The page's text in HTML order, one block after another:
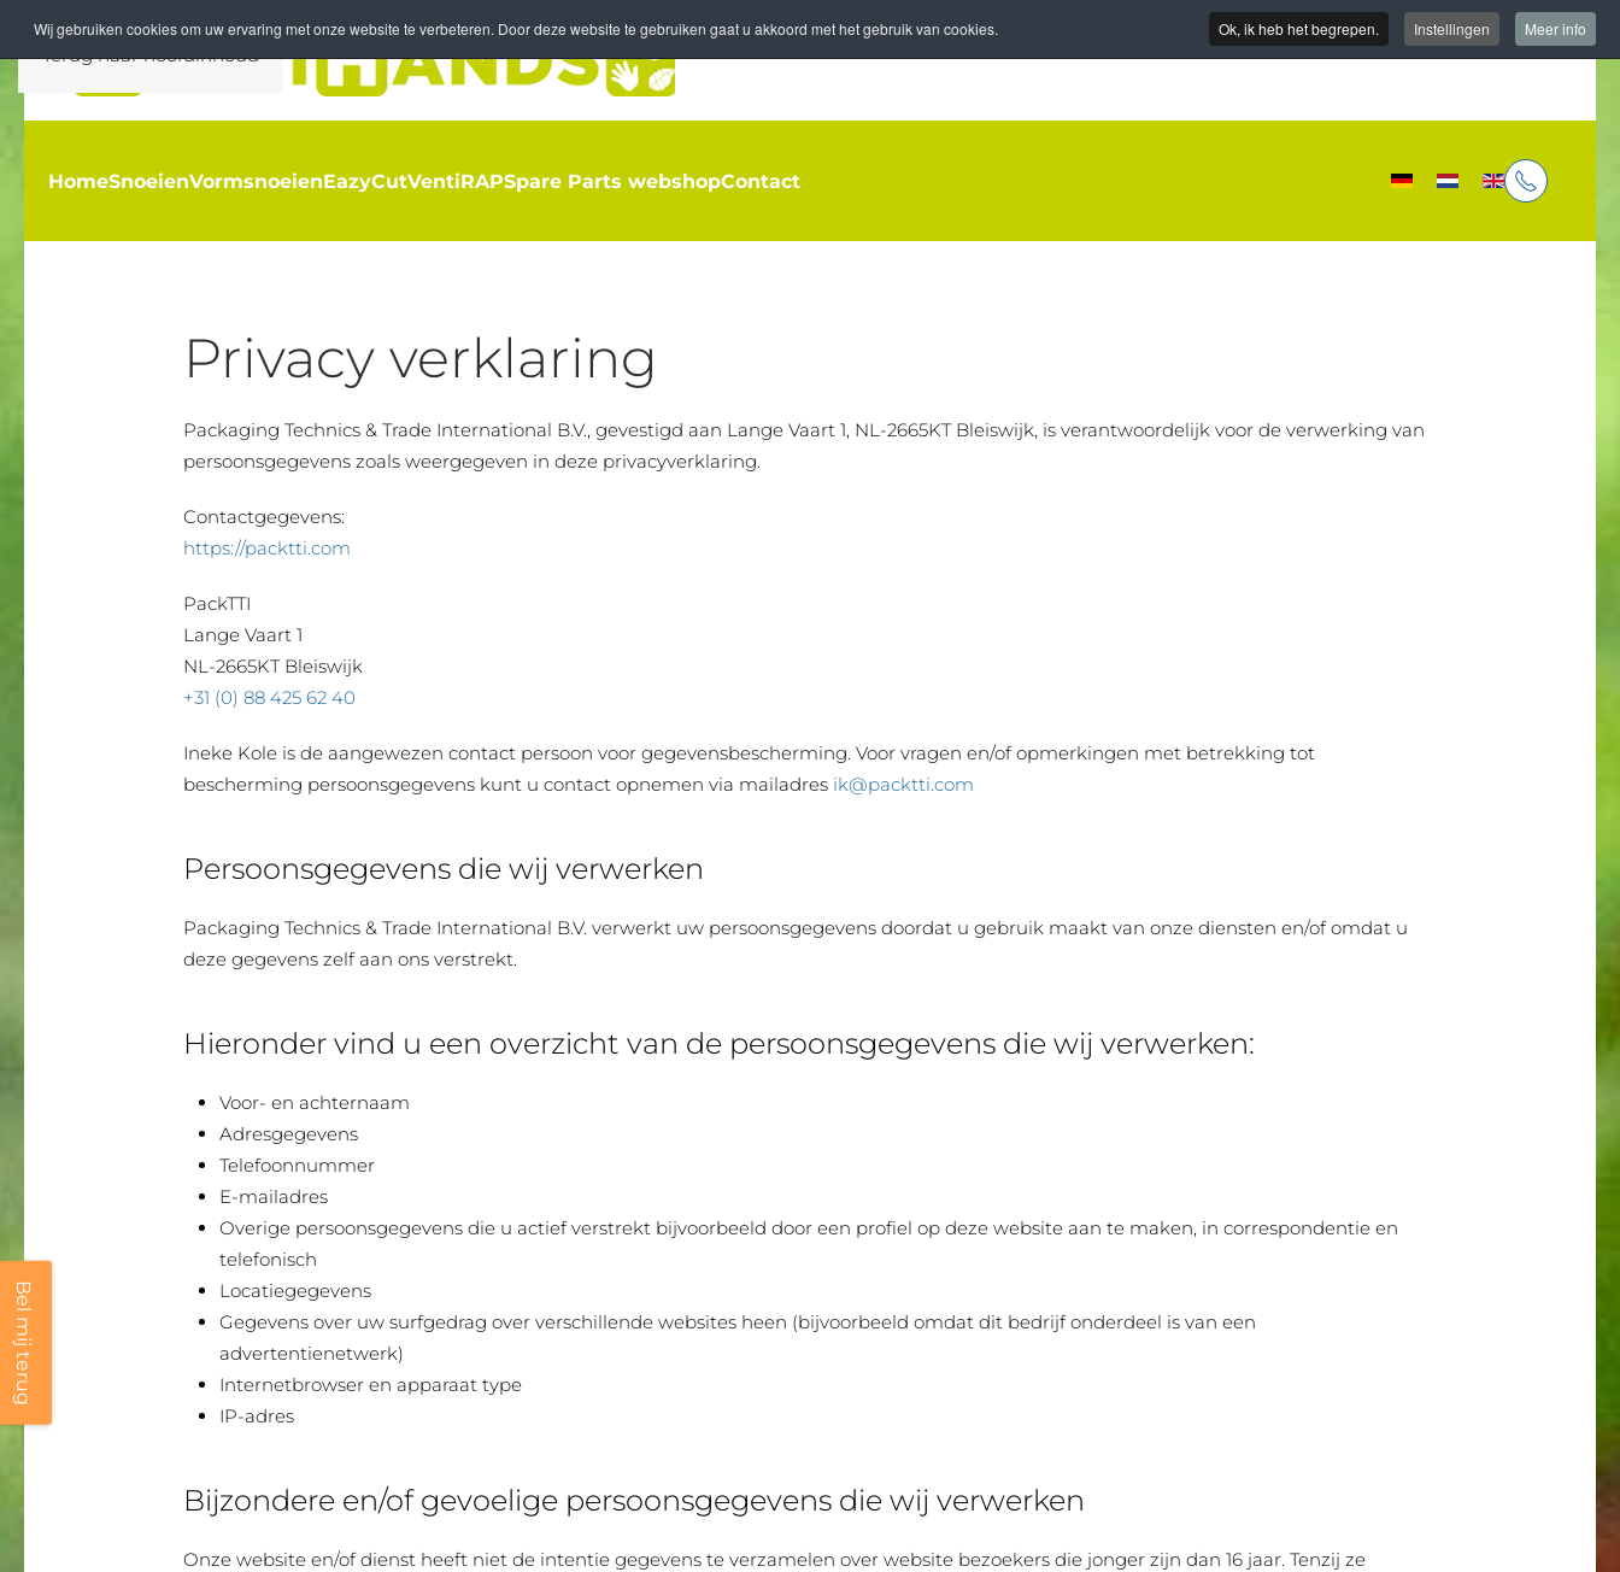
Wij gebruiken cookies om uw ervaring met onze website te verbeteren. Door deze website te gebruiken gaat u akkoord met het gebruik van cookies. Ok, ik heb het begrepen. Instellingen Meer info
Terug naar hoofdinhoud
HomeSnoeienVormsnoeienEazyCutVentiRAPSpare Parts webshopContact
Privacy verklaring
Packaging Technics & Trade International B.V., gevestigd aan Lange Vaart 1, NL-2665KT Bleiswijk, is verantwoordelijk voor de verwerking van
persoonsgegevens zoals weergegeven in deze privacyverklaring.
Contactgegevens:
https://packtti.com
PackTTI
Lange Vaart 1
NL-2665KT Bleiswijk
+31 (0) 88 425 62 40
Ineke Kole is de aangewezen contact persoon voor gegevensbescherming. Voor vragen en/of opmerkingen met betrekking tot
bescherming persoonsgegevens kunt u contact opnemen via mailadres ik@packtti.com
Persoonsgegevens die wij verwerken
Packaging Technics & Trade International B.V. verwerkt uw persoonsgegevens doordat u gebruik maakt van onze diensten en/of omdat u
deze gegevens zelf aan ons verstrekt.
Hieronder vind u een overzicht van de persoonsgegevens die wij verwerken:
Voor- en achternaam
Adresgegevens
Telefoonnummer
E-mailadres
Overige persoonsgegevens die u actief verstrekt bijvoorbeeld door een profiel op deze website aan te maken, in correspondentie en
telefonisch
Locatiegegevens
Gegevens over uw surfgedrag over verschillende websites heen (bijvoorbeeld omdat dit bedrijf onderdeel is van een
advertentienetwerk)
Internetbrowser en apparaat type
IP-adres
Bijzondere en/of gevoelige persoonsgegevens die wij verwerken
Onze website en/of dienst heeft niet de intentie gegevens te verzamelen over website bezoekers die jonger zijn dan 16 jaar. Tenzij ze
Bel mij terug